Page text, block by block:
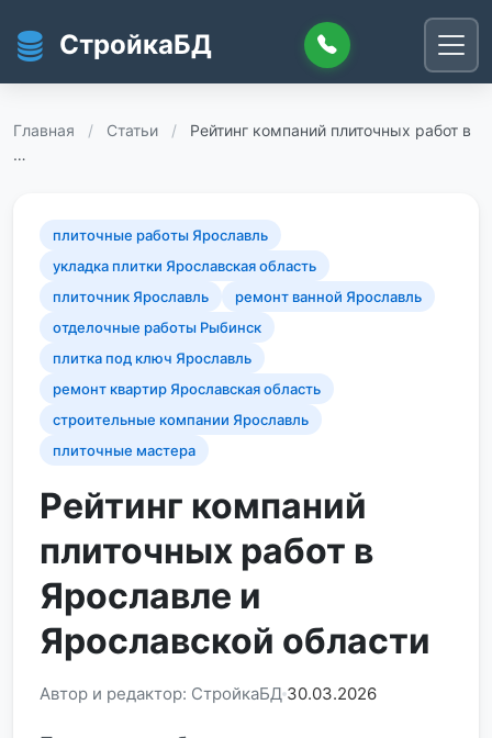
СтройкаБД
Главная / Статьи /
Рейтинг компаний плиточных работ в
…
плиточные работы Ярославль
укладка плитки Ярославская область
плиточник Ярославль
ремонт ванной Ярославль
отделочные работы Рыбинск
плитка под ключ Ярославль
ремонт квартир Ярославская область
строительные компании Ярославль
плиточные мастера
Рейтинг компаний
плиточных работ в
Ярославле и
Ярославской области
Автор и редактор: СтройкаБД 30.03.2026